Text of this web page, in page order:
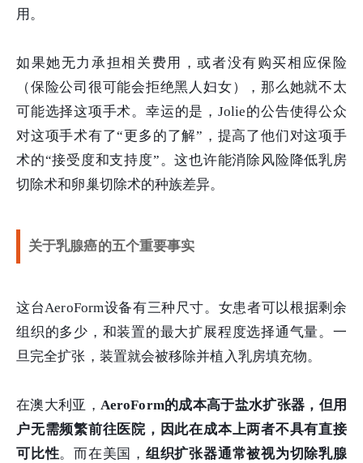
用。
如果她无力承担相关费用，或者没有购买相应保险
（保险公司很可能会拒绝黑人妇女），那么她就不太
可能选择这项手术。幸运的是，Jolie的公告使得公众
对这项手术有了“更多的了解”，提高了他们对这项手
术的“接受度和支持度”。这也许能消除风险降低乳房
切除术和卵巢切除术的种族差异。
关于乳腺癌的五个重要事实
这台AeroForm设备有三种尺寸。女患者可以根据剩余
组织的多少，和装置的最大扩展程度选择通气量。一
旦完全扩张，装置就会被移除并植入乳房填充物。
在澳大利亚， AeroForm的成本高于盐水扩张器，但用
户无需频繁前往医院，因此在成本上两者不具有直接
可比性。而在美国， 组织扩张器通常被视为切除乳腺